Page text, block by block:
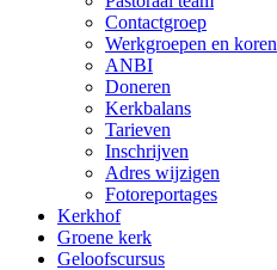
Contactgroep
Werkgroepen en koren
ANBI
Doneren
Kerkbalans
Tarieven
Inschrijven
Adres wijzigen
Fotoreportages
Kerkhof
Groene kerk
Geloofscursus